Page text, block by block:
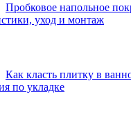
Пробковое напольное
уход и монтаж
Как класть плитку в
по укладке